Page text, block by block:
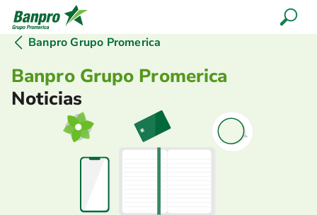
Banpro Grupo Promerica
Banpro Grupo Promerica
Noticias